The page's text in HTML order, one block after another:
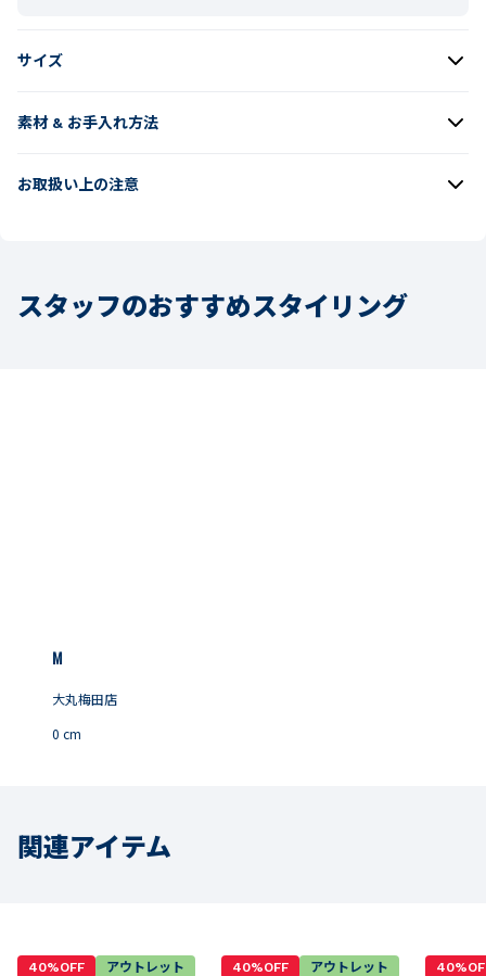
サイズ
素材 & お手入れ方法
お取扱い上の注意
スタッフのおすすめスタイリング
M
大丸梅田店
0 cm
関連アイテム
40%OFF アウトレット